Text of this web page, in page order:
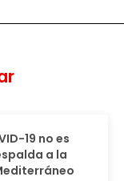
19 no es
a la